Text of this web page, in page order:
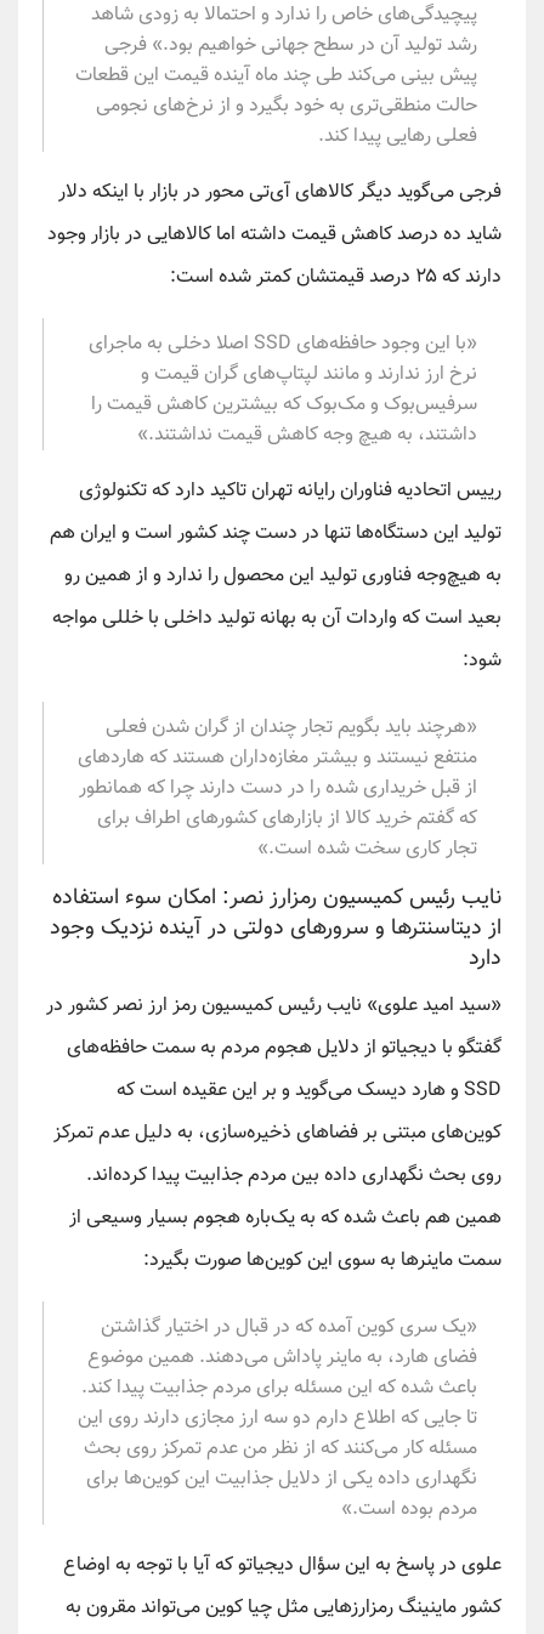
پیچیدگی‌های خاص را ندارد و احتمالا به زودی شاهد
رشد تولید آن در سطح جهانی خواهیم بود.» فرجی
پیش بینی می‌کند طی چند ماه آینده قیمت این قطعات
حالت منطقی‌تری به خود بگیرد و از نرخ‌های نجومی
فعلی رهایی پیدا کند.
فرجی می‌گوید دیگر کالاهای آی‌تی محور در بازار با اینکه دلار
شاید ده درصد کاهش قیمت داشته اما کالاهایی در بازار وجود
دارند که ۲۵ درصد قیمتشان کمتر شده است:
«با این وجود حافظه‌های SSD اصلا دخلی به ماجرای
نرخ ارز ندارند و مانند لپتاپ‌های گران قیمت و
سرفیس‌بوک و مک‌بوک که بیشترین کاهش قیمت را
داشتند، به هیچ وجه کاهش قیمت نداشتند.»
رییس اتحادیه فناوران رایانه تهران تاکید دارد که تکنولوژی
تولید این دستگاه‌ها تنها در دست چند کشور است و ایران هم
به هیچ‌وجه فناوری تولید این محصول را ندارد و از همین رو
بعید است که واردات آن به بهانه تولید داخلی با خللی مواجه
شود:
«هرچند باید بگویم تجار چندان از گران شدن فعلی
منتفع نیستند و بیشتر مغازه‌داران هستند که هاردهای
از قبل خریداری شده را در دست دارند چرا که همانطور
که گفتم خرید کالا از بازارهای کشورهای اطراف برای
تجار کاری سخت شده است.»
نایب رئیس کمیسیون رمزارز نصر: امکان سوء استفاده
از دیتاسنترها و سرورهای دولتی در آینده نزدیک وجود
دارد
«سید امید علوی» نایب رئیس کمیسیون رمز ارز نصر کشور در
گفتگو با دیجیاتو از دلایل هجوم مردم به سمت حافظه‌های
SSD و هارد دیسک می‌گوید و بر این عقیده است که
کوین‌های مبتنی بر فضاهای ذخیره‌سازی، به دلیل عدم تمرکز
روی بحث نگهداری داده بین مردم جذابیت پیدا کرده‌اند.
همین هم باعث شده که به یک‌باره هجوم بسیار وسیعی از
سمت ماینرها به سوی این کوین‌ها صورت بگیرد:
«یک سری کوین آمده‌ که در قبال در اختیار گذاشتن
فضای هارد، به ماینر پاداش می‌دهند. همین موضوع
باعث شده که این مسئله برای مردم جذابیت پیدا کند.
تا جایی که اطلاع دارم دو سه ارز مجازی دارند روی این
مسئله کار می‌کنند که از نظر من عدم تمرکز روی بحث
نگهداری داده یکی از دلایل جذابیت این کوین‌ها برای
مردم بوده است.»
علوی در پاسخ به این سؤال دیجیاتو که آیا با توجه به اوضاع
کشور ماینینگ رمزارزهایی مثل چیا کوین می‌تواند مقرون به